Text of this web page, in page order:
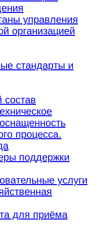
управления
организацией
стандарты и
состав
процесса.
поддержки
услуги
для приёма